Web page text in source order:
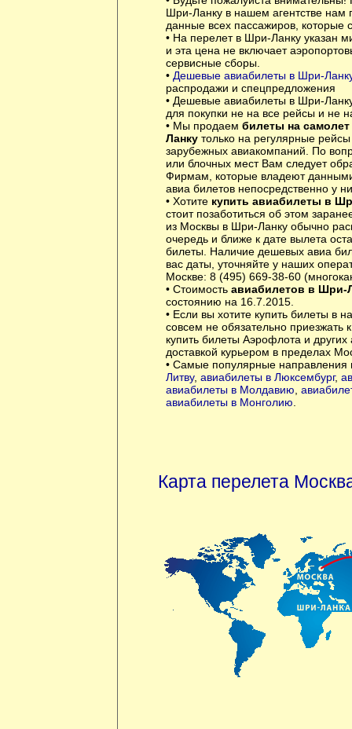
Шри-Ланку в нашем агентстве нам
данные всех пассажиров, которые
• На перелет в Шри-Ланку указан
и эта цена не включает
сервисные сборы.
• Дешевые авиабилеты в Шри-
распродажи и спецпредложения
• Дешевые авиабилеты в Шри-
для покупки не на все рейсы и не
• Мы продаем билеты на
Ланкутолько на регулярные
зарубежных авиакомпаний. По
или блочных мест Вам следует
Фирмам, которые владеют
авиа билетов непосредственно у
• Хотите купить авиабилеты в
стоит позаботиться об этом
из Москвы в Шри-Ланку обычно
очередь и ближе к дате вылета
билеты. Наличие дешевых авиа
вас даты, уточняйте у наших
Москве: 8 (495) 669-38-60
• Стоимость авиабилетов в Шри-
состоянию на 16.7.2015.
• Если вы хотите купить билеты в
совсем не обязательно
купить билеты Аэрофлота и
доставкой курьером в пределах
• Самые популярные направления
Литву, авиабилеты в Люксембург,
авиабилеты в Молдавию
авиабилеты в Монголию
Карта перелета